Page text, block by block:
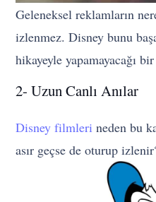
Geleneksel reklamların
izlenmez. Disney bunu
hikayeyle yapamayacağı
2- Uzun Canlı Anılar
Disney filmleri neden bu
asır geçse de oturup